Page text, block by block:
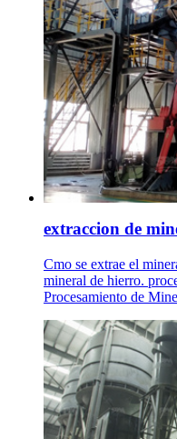
extraccion de
Cmo se extrae el
mineral de hierro.
Procesamiento de